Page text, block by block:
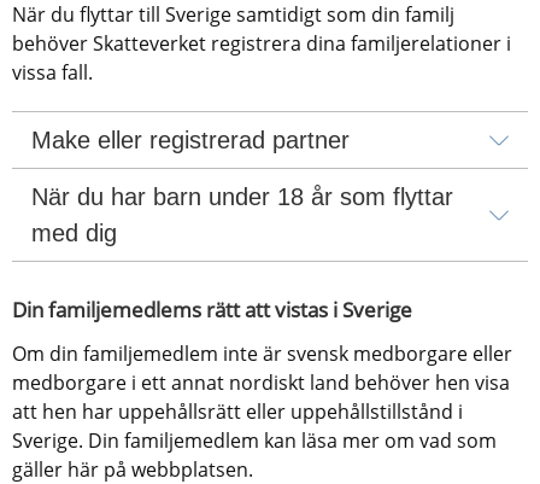
När du flyttar till Sverige samtidigt som din familj
behöver Skatteverket registrera dina familjerelationer i
vissa fall.
Make eller registrerad partner
När du har barn under 18 år som flyttar
med dig
Din familjemedlems rätt att vistas i Sverige
Om din familjemedlem inte är svensk medborgare eller
medborgare i ett annat nordiskt land behöver hen visa
att hen har uppehållsrätt eller uppehållstillstånd i
Sverige. Din familjemedlem kan läsa mer om vad som
gäller här på webbplatsen.